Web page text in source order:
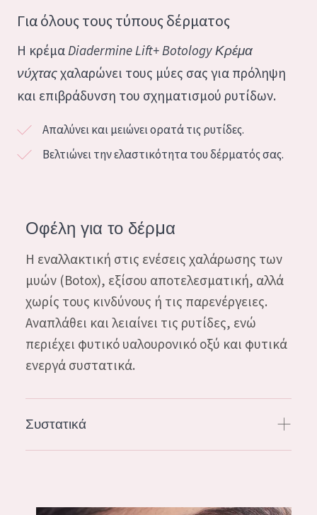
ΚΡΕΜΑ ΝΥΧΤΑΣ
ΚΡΕΜΑ ΜΑΤΙΩΝ
ΣΕΙΡΑ
Expert
ΤΥΠΟΣ ΔΕΡΜΑΤΟΣ
ΕΥΑΙΣΘΗΤΟ ΔΕΡΜΑ
ΚΑΝΟΝΙΚΟ ΠΡΟΣ ΞΗΡΟ ΔΕΡΜΑ
ΜΙΚΤΟ Ή ΛΙΠΑΡΟ ΔΕΡΜΑ
ΩΡΙΜΟ ΔΕΡΜΑ
ΔΕΡΜΑ ΠΟΥ ΕΚΤΙΘΕΤΑΙ ΣΤΟΝ ΗΛΙΟ
Για όλους τους τύπους δέρματος
Η κρέμαDiadermine Lift+ Botology Κρέμα
νύχταςχαλαρώνει τους μύες σας για πρόληψη
και επιβράδυνση του σχηματισμού ρυτίδων.
Απαλύνει και μειώνει ορατά τις ρυτίδες.
Βελτιώνει την ελαστικότητα του δέρματός σας.
Οφέλη για το δέρμα
Η εναλλακτική στις ενέσεις χαλάρωσης των
μυών (Botox), εξίσου αποτελεσματική, αλλά
χωρίς τους κινδύνους ή τις παρενέργειες.
Αναπλάθει και λειαίνει τις ρυτίδες, ενώ
περιέχει φυτικό υαλουρονικό οξύ και φυτικά
ενεργά συστατικά.
Συστατικά